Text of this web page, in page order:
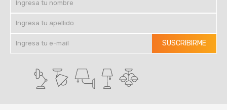
SUSCRIBIRME